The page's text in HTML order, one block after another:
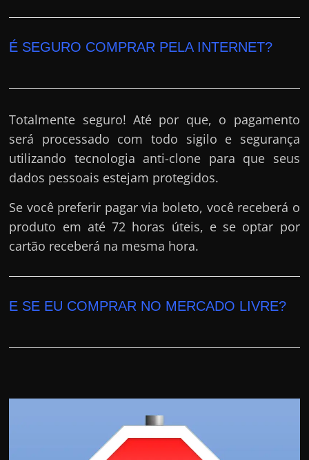
É SEGURO COMPRAR PELA INTERNET?
Totalmente seguro! Até por que, o pagamento
será processado com todo sigilo e segurança
utilizando tecnologia anti-clone para que seus
dados pessoais estejam protegidos.
Se você preferir pagar via boleto, você receberá o
produto em até 72 horas úteis, e se optar por
cartão receberá na mesma hora.
E SE EU COMPRAR NO MERCADO LIVRE?